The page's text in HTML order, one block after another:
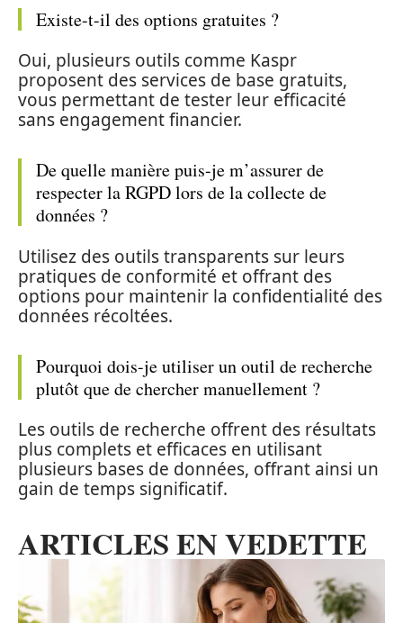
Existe-t-il des options gratuites ?
Oui, plusieurs outils comme Kaspr
proposent des services de base gratuits,
vous permettant de tester leur efficacité
sans engagement financier.
De quelle manière puis-je m’assurer de
respecter la RGPD lors de la collecte de
données ?
Utilisez des outils transparents sur leurs
pratiques de conformité et offrant des
options pour maintenir la confidentialité des
données récoltées.
Pourquoi dois-je utiliser un outil de recherche
plutôt que de chercher manuellement ?
Les outils de recherche offrent des résultats
plus complets et efficaces en utilisant
plusieurs bases de données, offrant ainsi un
gain de temps significatif.
ARTICLES EN VEDETTE